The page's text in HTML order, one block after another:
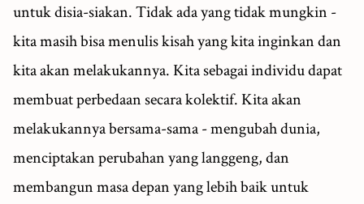
untuk disia-siakan. Tidak ada yang tidak mungkin -
kita masih bisa menulis kisah yang kita inginkan dan
kita akan melakukannya. Kita sebagai individu dapat
membuat perbedaan secara kolektif. Kita akan
melakukannya bersama-sama - mengubah dunia,
menciptakan perubahan yang langgeng, dan
membangun masa depan yang lebih baik untuk